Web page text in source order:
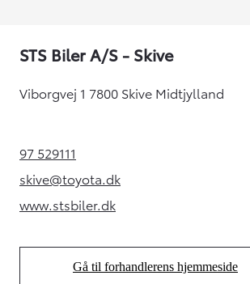
STS Biler A/S - Skive
Viborgvej 1 7800 Skive Midtjylland
97 529111(Opens in new tab)
skive@toyota.dk(Opens in new tab)
www.stsbiler.dk(Opens in new tab)
Gå til forhandlerens hjemmeside
(Opens in new tab)